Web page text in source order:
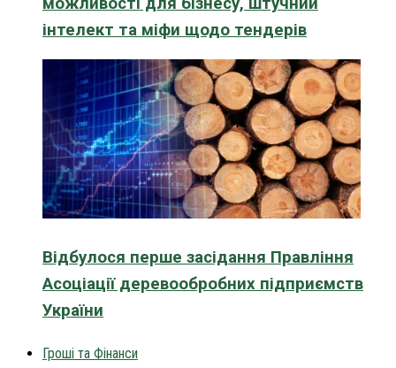
інтелект та міфи щодо тендерів
Відбулося перше засідання Правління
Асоціації деревообробних підприємств
України
Гроші та Фінанси